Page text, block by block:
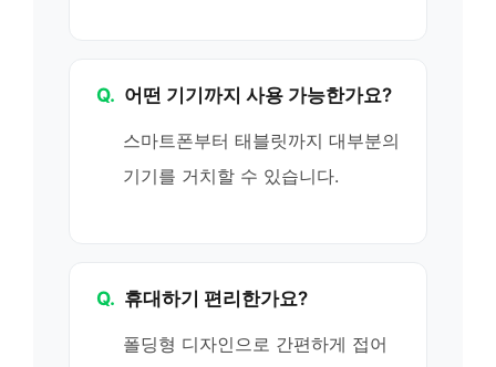
Q. 어떤 기기까지 사용 가능한가요?
스마트폰부터 태블릿까지 대부분의
기기를 거치할 수 있습니다.
Q. 휴대하기 편리한가요?
폴딩형 디자인으로 간편하게 접어